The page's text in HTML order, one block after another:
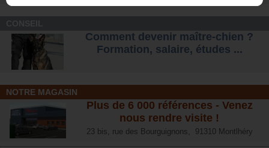
Comment devenir maître-chien ?
Formation, salaire, études ...
NOTRE MAGASIN
Plus de 6 000 références - Venez
nous rendre visite !
23 bis, rue des Bourguignons, 91310 Montlhéry